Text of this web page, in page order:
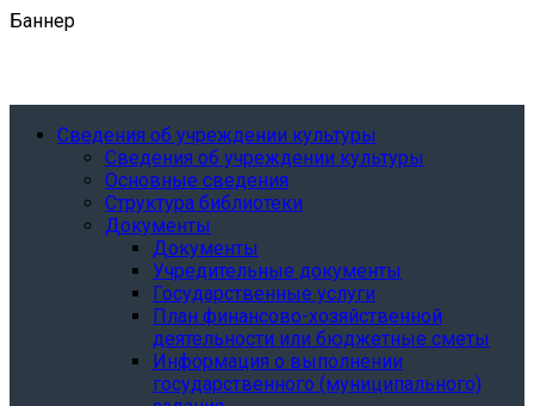
Баннер
Сведения об учреждении культуры
Сведения об учреждении культуры
Основные сведения
Структура библиотеки
Документы
Документы
Учредительные документы
Государственные услуги
План финансово-хозяйственной
деятельности или бюджетные сметы
Информация о выполнении
государственного (муниципального)